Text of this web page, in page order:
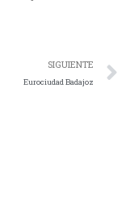
SIGUIENTE
Eurociudad Badajoz